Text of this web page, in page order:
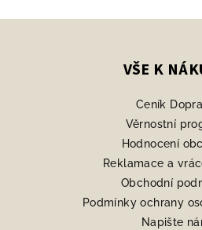
VŠE K
Ceník
Věrnostní
Hodnocení
Reklamace a
Obchodní
Podmínky ochrany
Napište